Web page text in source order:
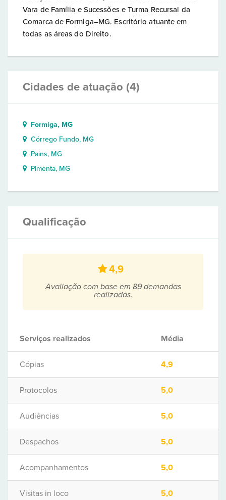
Vara de Família e Sucessões e Turma Recursal da
Comarca de Formiga–MG. Escritório atuante em
todas as áreas do Direito.
Cidades de atuação (4)
Formiga, MG
Córrego Fundo, MG
Pains, MG
Pimenta, MG
Qualificação
4,9
Avaliação com base em 89 demandas
realizadas.
Serviços realizados Média
Cópias 4,9
Protocolos 5,0
Audiências 5,0
Despachos 5,0
Acompanhamentos 5,0
Visitas in loco 5,0